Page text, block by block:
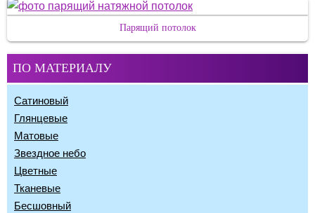
Парящий потолок
ПО МАТЕРИАЛУ
Сатиновый
Глянцевые
Матовые
Звездное небо
Цветные
Тканевые
Бесшовный